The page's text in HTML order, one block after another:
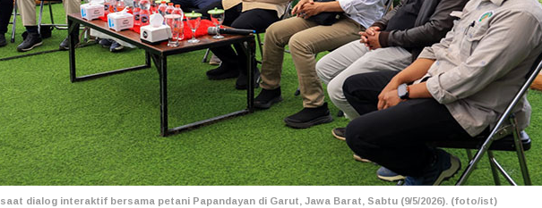
saat dialog interaktif bersama petani Papandayan di Garut, Jawa Barat, Sabtu (9/5/2026). (foto/ist)